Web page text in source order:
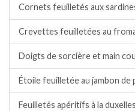
Cornets feuilletés aux
Crevettes feuilletées au
Doigts de sorcière et main
Étoile feuilletée au jambon de
Feuilletés apéritifs à la